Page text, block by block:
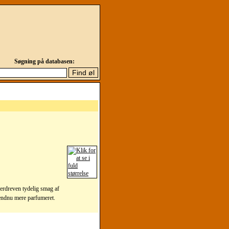
Søgning på databasen:
tydelig smag af
mere parfumeret.